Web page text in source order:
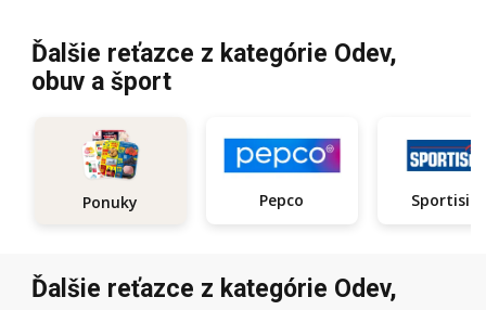
Ďalšie reťazce z kategórie Odev,
obuv a šport
Ponuky Pepco
Ďalšie reťazce z kategórie Odev,